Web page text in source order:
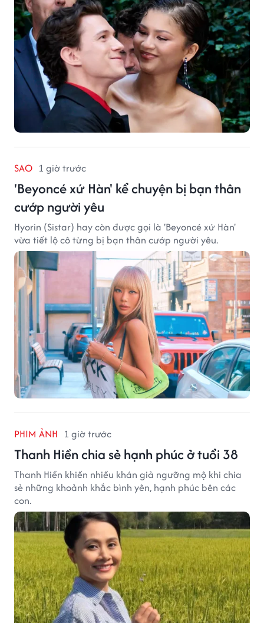
SAO 1 giờ trước
'Beyoncé xứ Hàn' kể chuyện bị bạn thân
cướp người yêu
Hyorin (Sistar) hay còn được gọi là 'Beyoncé xứ Hàn'
vừa tiết lộ cô từng bị bạn thân cướp người yêu.
PHIM ẢNH 1 giờ trước
Thanh Hiền chia sẻ hạnh phúc ở tuổi 38
Thanh Hiền khiến nhiều khán giả ngưỡng mộ khi chia
sẻ những khoảnh khắc bình yên, hạnh phúc bên các
con.